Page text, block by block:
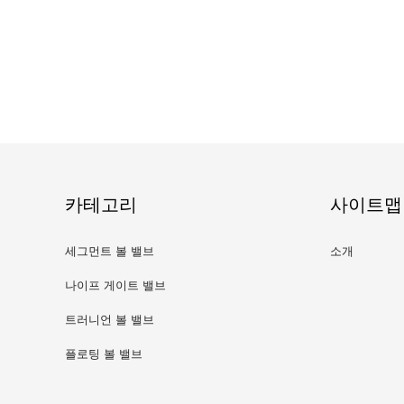
카테고리
세그먼트 볼 밸브
나이프 게이트 밸브
트러니언 볼 밸브
플로팅 볼 밸브
사이트맵
소개